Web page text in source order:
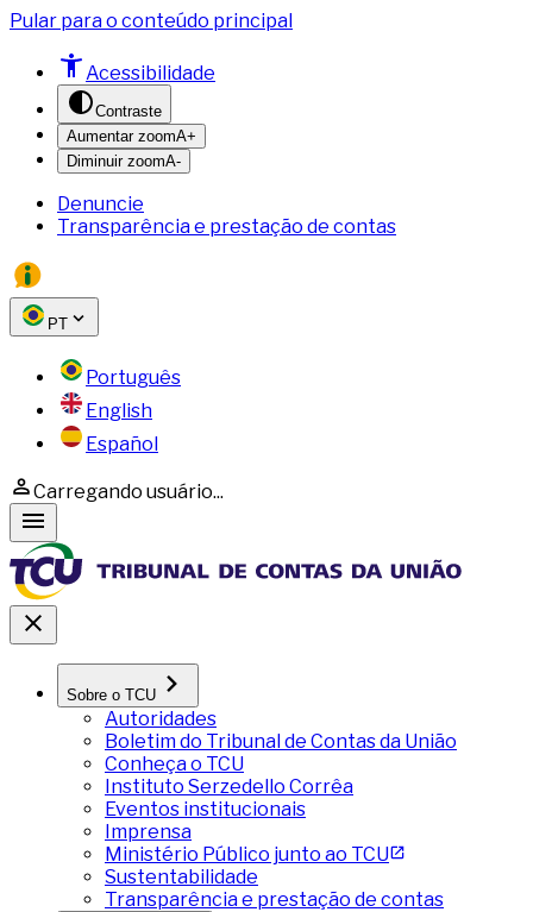
Pular para o conteúdo principal
Acessibilidade
Contraste
Aumentar zoomA+
Diminuir zoomA-
Denuncie
Transparência e prestação de contas
PT
Português
English
Español
Carregando usuário...
Sobre o TCU
Autoridades
Boletim do Tribunal de Contas da União
Conheça o TCU
Instituto Serzedello Corrêa
Eventos institucionais
Imprensa
Ministério Público junto ao TCU
Sustentabilidade
Transparência e prestação de contas